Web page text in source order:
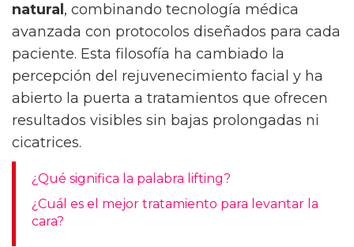
natural , combinando tecnología médica
avanzada con protocolos diseñados para cada
paciente. Esta filosofía ha cambiado la
percepción del rejuvenecimiento facial y ha
abierto la puerta a tratamientos que ofrecen
resultados visibles sin bajas prolongadas ni
cicatrices.
¿Qué significa la palabra lifting?
¿Cuál es el mejor tratamiento para levantar la
cara?